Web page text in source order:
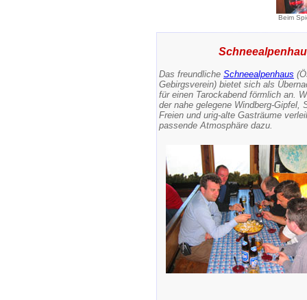
Beim
Das freundliche Schneealpenhaus
Gebirgsverein) bietet sich als
für einen Tarockabend förmlich an.
der nahe gelegene Windberg-Gipfel,
Freien und urig-alte Gasträume
passende Atmosphäre dazu.